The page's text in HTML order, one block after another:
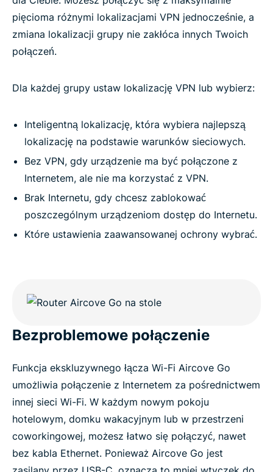
pięcioma różnymi lokalizacjami VPN jednocześnie, a
zmiana lokalizacji grupy nie zakłóca innych Twoich
połączeń.
Dla każdej grupy ustaw lokalizację VPN lub wybierz:
Inteligentną lokalizację, która wybiera najlepszą
lokalizację na podstawie warunków sieciowych.
Bez VPN, gdy urządzenie ma być połączone z
Internetem, ale nie ma korzystać z VPN.
Brak Internetu, gdy chcesz zablokować
poszczególnym urządzeniom dostęp do Internetu.
Które ustawienia zaawansowanej ochrony wybrać.
Bezproblemowe połączenie
Funkcja ekskluzywnego łącza Wi-Fi Aircove Go
umożliwia połączenie z Internetem za pośrednictwem
innej sieci Wi-Fi. W każdym nowym pokoju
hotelowym, domku wakacyjnym lub w przestrzeni
coworkingowej, możesz łatwo się połączyć, nawet
bez kabla Ethernet. Ponieważ Aircove Go jest